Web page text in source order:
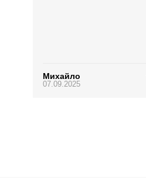
Михайло
07.09.2025